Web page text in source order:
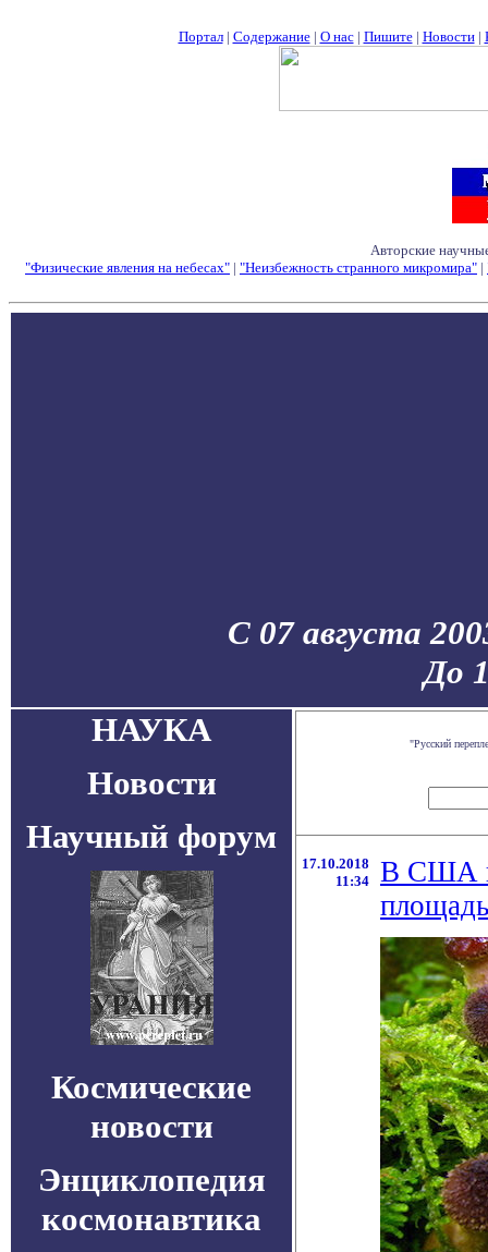
Портал| Содержание| О нас| Пишите| Новости|
Авторские
"Физические явления на небесах" | "Неизбежность странного микромира" |
С 07 августа
До
НАУКА
Новости
Научный форум
Космические
новости
Энциклопедия
космонавтика
"Русский
17.10.2018
11:34
В США